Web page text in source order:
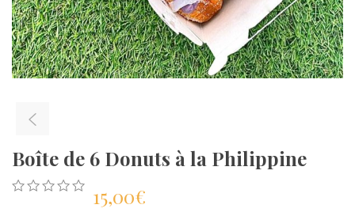
Boîte de 6 Donuts à la Philippine
15,00€